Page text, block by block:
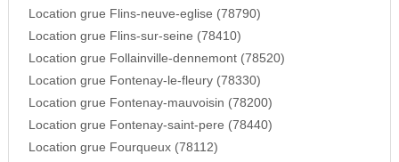
Location grue Flins-neuve-eglise (78790)
Location grue Flins-sur-seine (78410)
Location grue Follainville-dennemont (78520)
Location grue Fontenay-le-fleury (78330)
Location grue Fontenay-mauvoisin (78200)
Location grue Fontenay-saint-pere (78440)
Location grue Fourqueux (78112)